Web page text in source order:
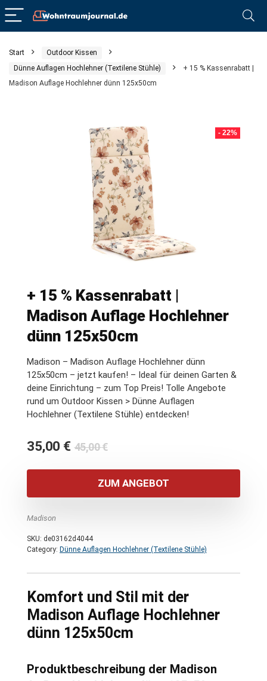
Start
Outdoor Kissen
Dünne Auflagen Hochlehner (Textilene Stühle)
+ 15 % Kassenrabatt |
Madison Auflage Hochlehner dünn 125x50cm
- 22%
+ 15 % Kassenrabatt |
Madison Auflage Hochlehner
dünn 125x50cm
Madison – Madison Auflage Hochlehner dünn
125x50cm – jetzt kaufen! – Ideal für deinen Garten &
deine Einrichtung – zum Top Preis! Tolle Angebote
rund um Outdoor Kissen > Dünne Auflagen
Hochlehner (Textilene Stühle) entdecken!
45,00€Ursprünglicher
war:
45,00 €
35,00 €
Aktueller
ist:
35,00 €.
ZUM ANGEBOT
Madison
SKU: de03162d4044
Category: Dünne Auflagen Hochlehner (Textilene Stühle)
Komfort und Stil mit der
Madison Auflage Hochlehner
dünn 125x50cm
Produktbeschreibung der Madison